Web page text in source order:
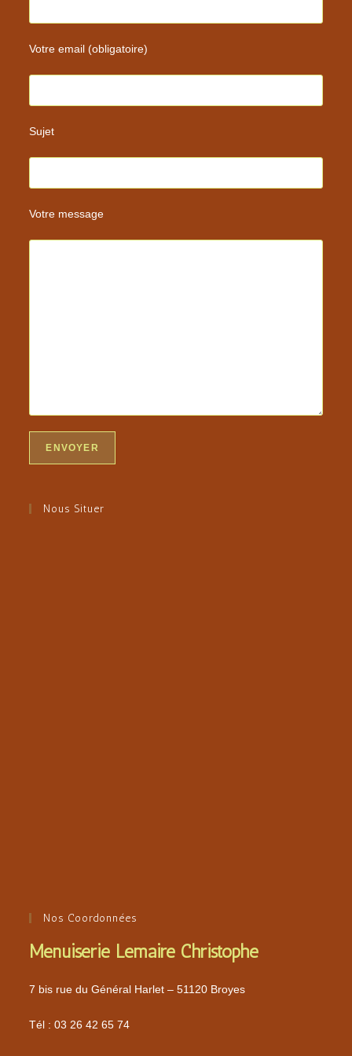
Votre email (obligatoire)
Sujet
Votre message
Nous Situer
Nos Coordonnées
Menuiserie Lemaire Christophe
7 bis rue du Général Harlet – 51120 Broyes
Tél :03 26 42 65 74